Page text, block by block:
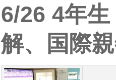
6/26 4年
解、国際